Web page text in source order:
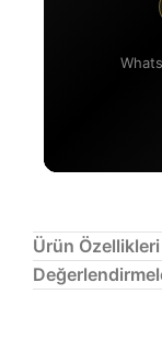
Ürün Özellikleri